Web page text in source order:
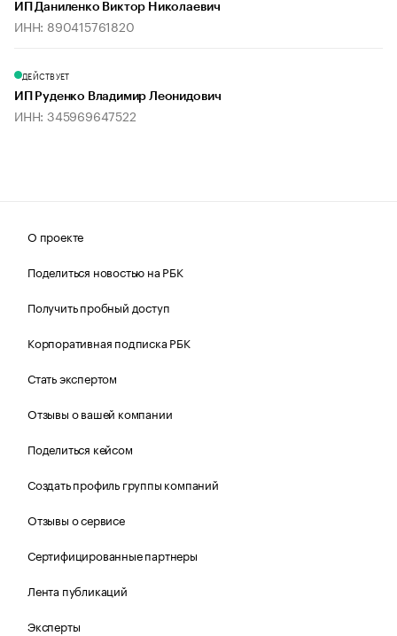
ИП Даниленко Виктор Николаевич
ИНН: 890415761820
ДЕЙСТВУЕТ
ИП Руденко Владимир Леонидович
ИНН: 345969647522
О проекте
Поделиться новостью на РБК
Получить пробный доступ
Корпоративная подписка РБК
Стать экспертом
Отзывы о вашей компании
Поделиться кейсом
Создать профиль группы компаний
Отзывы о сервисе
Сертифицированные партнеры
Лента публикаций
Эксперты